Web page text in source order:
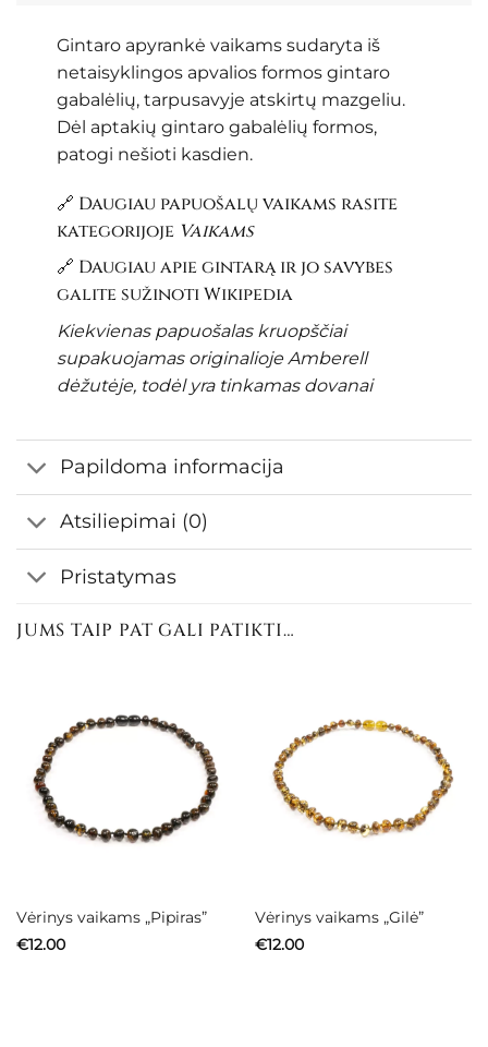
Gintaro apyrankė vaikams sudaryta iš
netaisyklingos apvalios formos gintaro
gabalėlių, tarpusavyje atskirtų mazgeliu.
Dėl aptakių gintaro gabalėlių formos,
patogi nešioti kasdien.
🔗 Daugiau papuošalų vaikams rasite
kategorijoje Vaikams
🔗 Daugiau apie gintarą ir jo savybes
galite sužinotiWikipedia
Kiekvienas papuošalas kruopščiai
supakuojamas originalioje Amberell
dėžutėje, todėl yra tinkamas dovanai
Papildoma informacija
Atsiliepimai (0)
Pristatymas
JUMS TAIP PAT GALI PATIKTI…
Vėrinys vaikams „Pipiras”
€12.00
Vėrinys vaikams „Gilė”
€12.00